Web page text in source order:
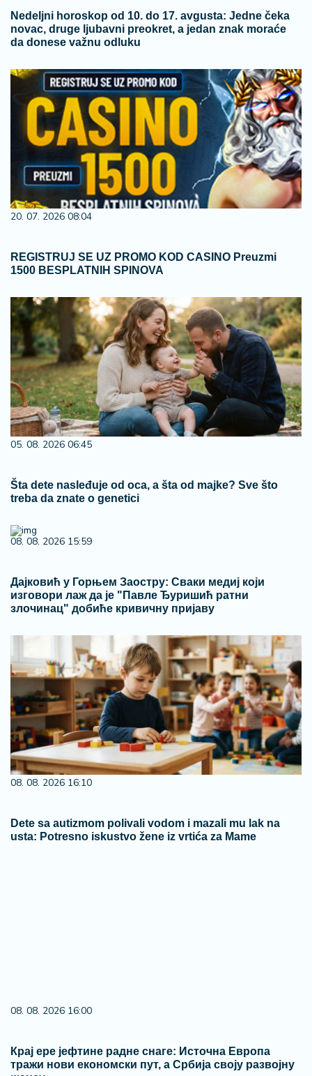
Nedeljni horoskop od 10. do 17. avgusta: Jedne čeka
novac, druge ljubavni preokret, a jedan znak moraće
da donese važnu odluku
20. 07. 2026 08:04
REGISTRUJ SE UZ PROMO KOD CASINO Preuzmi
1500 BESPLATNIH SPINOVA
05. 08. 2026 06:45
Šta dete nasleđuje od oca, a šta od majke? Sve što
treba da znate o genetici
08. 08. 2026 15:59
Дајковић у Горњем Заостру: Сваки медиј који
изговори лаж да је "Павле Ђуришић ратни
злочинац" добиће кривичну пријаву
08. 08. 2026 16:10
Dete sa autizmom polivali vodom i mazali mu lak na
usta: Potresno iskustvo žene iz vrtića za Mame
08. 08. 2026 16:00
Крај ере јефтине радне снаге: Источна Европа
тражи нови економски пут, а Србија своју развојну